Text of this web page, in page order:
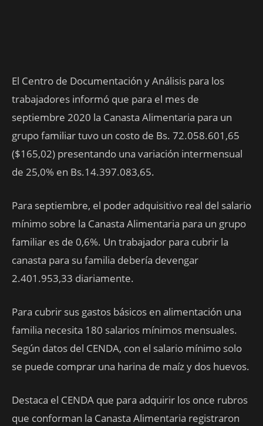
El Centro de Documentación y Análisis para los
trabajadores informó que para el mes de
septiembre 2020 la Canasta Alimentaria para un
grupo familiar tuvo un costo de Bs. 72.058.601,65
($165,02) presentando una variación intermensual
de 25,0% en Bs.14.397.083,65.
Para septiembre, el poder adquisitivo real del salario
mínimo sobre la Canasta Alimentaria para un grupo
familiar es de 0,6%. Un trabajador para cubrir la
canasta para su familia debería devengar
2.401.953,33 diariamente.
Para cubrir sus gastos básicos en alimentación una
familia necesita 180 salarios mínimos mensuales.
Según datos del CENDA, con el salario mínimo solo
se puede comprar una harina de maíz y dos huevos.
Destaca el CENDA que para adquirir los once rubros
que conforman la Canasta Alimentaria registraron